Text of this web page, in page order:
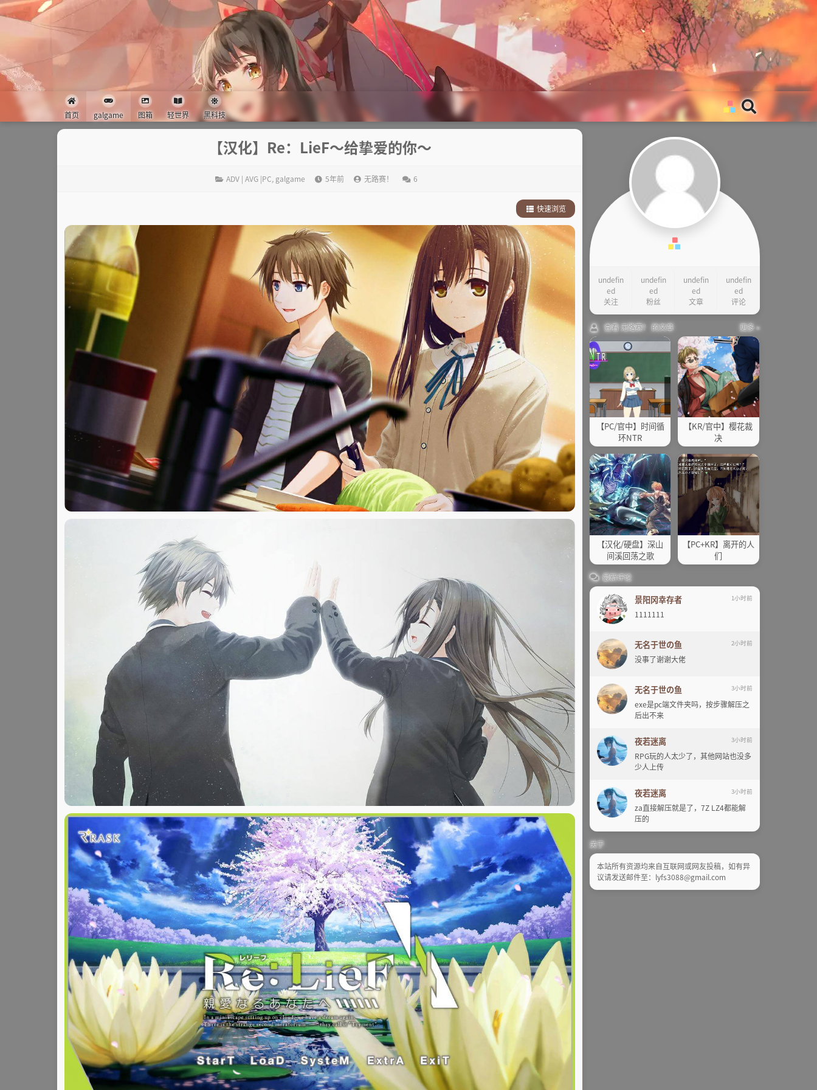
首页 galgame 图箱 轻世界 黑科技
【汉化】Re：LieF～给挚爱的你～
ADV | AVG |PC, galgame 5年前 无路赛！ 6
快速浏览
1.故事简介：
2
undefin
ed
关注
undefin
ed
粉丝
undefin
ed
文章
undefin
ed
评论
查看 无路赛！ 的文章 更多 »
【PC/官中】时间循
环NTR
【KR/官中】樱花裁
决
【汉化/硬盘】深山
间溪回荡之歌
【PC+KR】离开的人
们
最新评论
景阳冈幸存者 1小时前
1111111
无名于世の鱼 2小时前
没事了谢谢大佬
无名于世の鱼 3小时前
exe是pc端文件夹吗，按步骤解压之
后出不来
夜若迷离 3小时前
RPG玩的人太少了，其他网站也没多
少人上传
夜若迷离 3小时前
za直接解压就是了，7Z LZ4都能解
压的
关于
本站所有资源均来自互联网或网友投稿，如有异
议请发送邮件至：lyfs3088@gmail.com